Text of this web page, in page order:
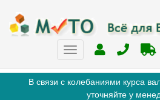
В связи с колебаниями курса
уточняйте у